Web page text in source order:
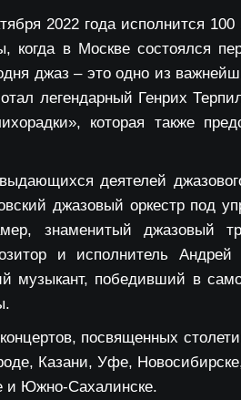
2022 года исполнится
когда в Москве состоялся
джаз – это одно из
легендарный Генрих
которая также
деятелей
джазовый оркестр под
знаменитый джазовый
и исполнитель
музыкант, победивший в
посвященных
Казани, Уфе,
и Южно-Сахалинске.